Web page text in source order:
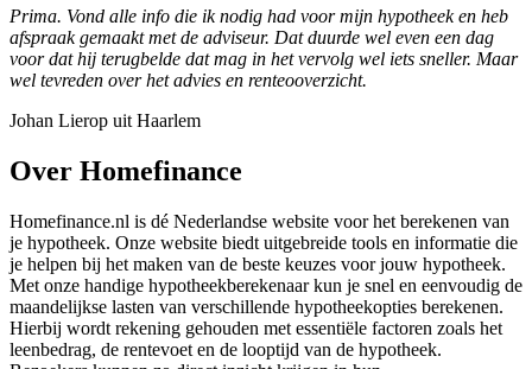
Prima. Vond alle info die ik nodig had voor mijn hypotheek en heb
afspraak gemaakt met de adviseur. Dat duurde wel even een dag
voor dat hij terugbelde dat mag in het vervolg wel iets sneller. Maar
wel tevreden over het advies en renteooverzicht.
Johan Lierop uit Haarlem
Over Homefinance
Homefinance.nl is dé Nederlandse website voor het berekenen van
je hypotheek. Onze website biedt uitgebreide tools en informatie die
je helpen bij het maken van de beste keuzes voor jouw hypotheek.
Met onze handige hypotheekberekenaar kun je snel en eenvoudig de
maandelijkse lasten van verschillende hypotheekopties berekenen.
Hierbij wordt rekening gehouden met essentiële factoren zoals het
leenbedrag, de rentevoet en de looptijd van de hypotheek.